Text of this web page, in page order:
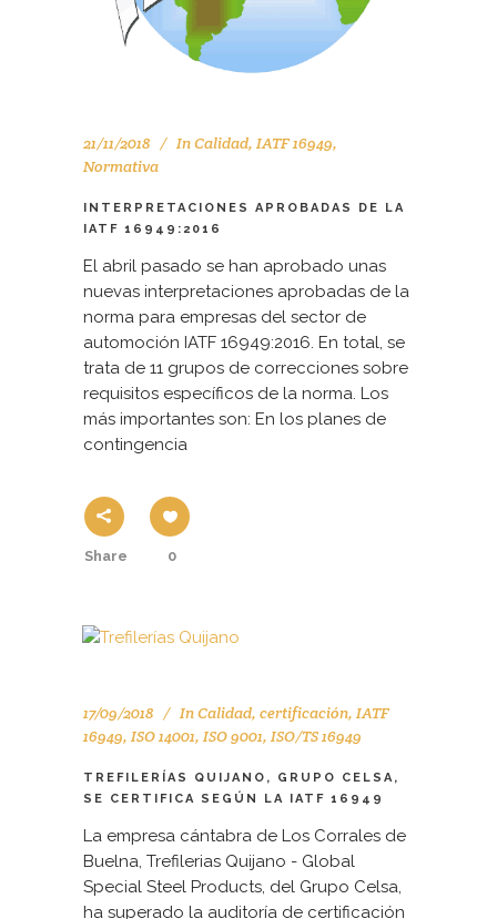
21/11/2018 InCalidad, IATF 16949,
Normativa
INTERPRETACIONES APROBADAS DE LA
IATF 16949:2016
El abril pasado se han aprobado unas
nuevas interpretaciones aprobadas de la
norma para empresas del sector de
automoción IATF 16949:2016. En total, se
trata de 11 grupos de correcciones sobre
requisitos específicos de la norma. Los
más importantes son: En los planes de
contingencia
Share 0
17/09/2018 InCalidad, certificación, IATF
16949, ISO 14001, ISO 9001, ISO/TS 16949
TREFILERÍAS QUIJANO, GRUPO CELSA,
SE CERTIFICA SEGÚN LA IATF 16949
La empresa cántabra de Los Corrales de
Buelna, Trefilerias Quijano - Global
Special Steel Products, del Grupo Celsa,
ha superado la auditoría de certificación